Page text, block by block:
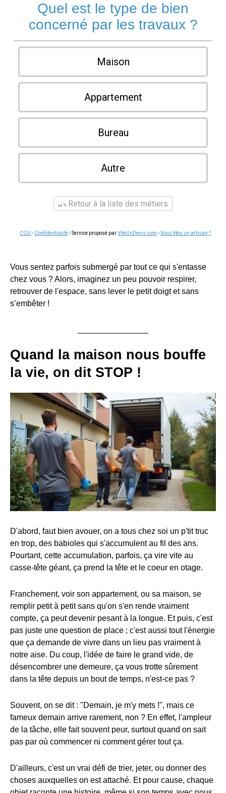
Quel est le type de bien
concerné par les travaux ?
Maison
Appartement
Bureau
Autre
Retour à la liste des métiers
CGU - Confidentialité- Service proposé parViteUnDevis.com -Vous êtes un artisan ?
Vous sentez parfois submergé par tout ce qui s'entasse
chez vous ? Alors, imaginez un peu pouvoir respirer,
retrouver de l'espace, sans lever le petit doigt et sans
s’embêter !
Quand la maison nous bouffe
la vie, on dit STOP !
D'abord, faut bien avouer, on a tous chez soi un p'tit truc
en trop, des babioles qui s'accumulent au fil des ans.
Pourtant, cette accumulation, parfois, ça vire vite au
casse-tête géant, ça prend la tête et le coeur en otage.
Franchement, voir son appartement, ou sa maison, se
remplir petit à petit sans qu'on s'en rende vraiment
compte, ça peut devenir pesant à la longue. Et puis, c'est
pas juste une question de place ; c'est aussi tout l'énergie
que ça demande de vivre dans un lieu pas vraiment à
notre aise. Du coup, l'idée de faire le grand vide, de
désencombrer une demeure, ça vous trotte sûrement
dans la tête depuis un bout de temps, n'est-ce pas ?
Souvent, on se dit : "Demain, je m'y mets !", mais ce
fameux demain arrive rarement, non ? En effet, l'ampleur
de la tâche, elle fait souvent peur, surtout quand on sait
pas par où commencer ni comment gérer tout ça.
D'ailleurs, c'est un vrai défi de trier, jeter, ou donner des
choses auxquelles on est attaché. Et pour cause, chaque